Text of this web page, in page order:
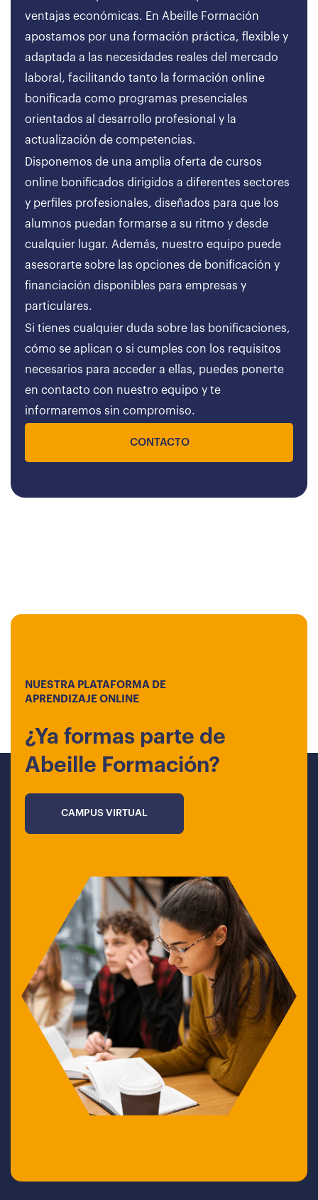
ventajas económicas. En Abeille Formación
apostamos por una formación práctica, flexible y
adaptada a las necesidades reales del mercado
laboral, facilitando tanto la formación online
bonificada como programas presenciales
orientados al desarrollo profesional y la
actualización de competencias.
Disponemos de una amplia oferta de cursos
online bonificados dirigidos a diferentes sectores
y perfiles profesionales, diseñados para que los
alumnos puedan formarse a su ritmo y desde
cualquier lugar. Además, nuestro equipo puede
asesorarte sobre las opciones de bonificación y
financiación disponibles para empresas y
particulares.
Si tienes cualquier duda sobre las bonificaciones,
cómo se aplican o si cumples con los requisitos
necesarios para acceder a ellas, puedes ponerte
en contacto con nuestro equipo y te
informaremos sin compromiso.
CONTACTO
NUESTRA PLATAFORMA DE
APRENDIZAJE ONLINE
¿Ya formas parte de
Abeille Formación?
CAMPUS VIRTUAL